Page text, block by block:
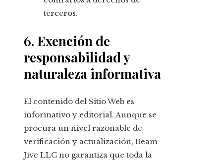
terceros.
6. Exención de
responsabilidad y
naturaleza informativa
El contenido del Sitio Web es
informativo y editorial. Aunque se
procura un nivel razonable de
verificación y actualización, Beam
Jive LLC no garantiza que toda la